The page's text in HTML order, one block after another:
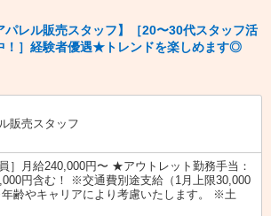
パレル販売スタッフ】［20〜30代スタッフ活
！］経験者優遇★トレンドを楽しめます◎
販売スタッフ
員］月給240,000円〜 ★アウトレット勤務手当：
円含む！ ※交通費別途支給（1月上限30,000
齢やキャリアにより考慮いたします。 ※土